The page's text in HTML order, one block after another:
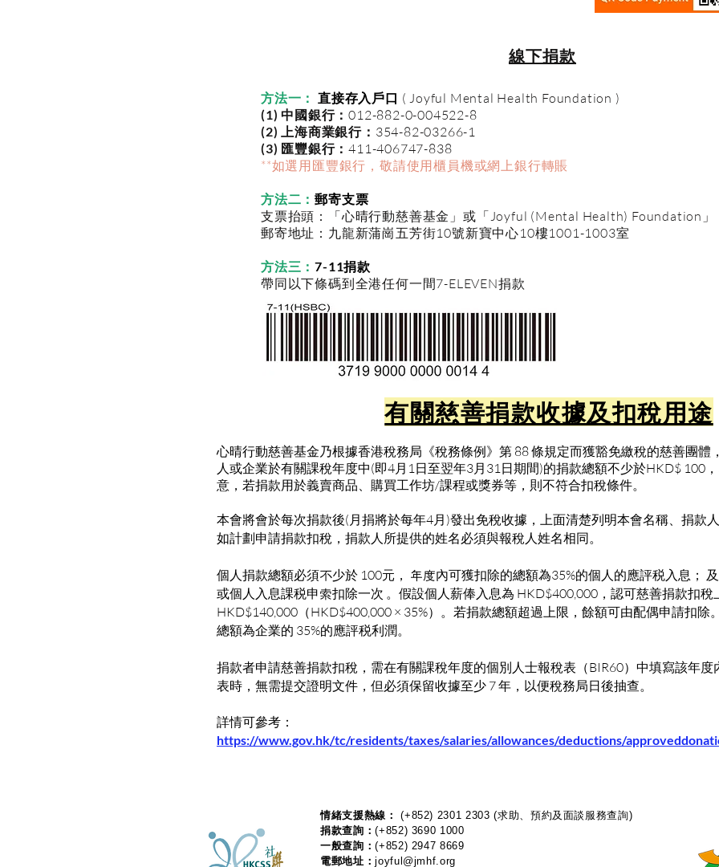
​線下捐款
方法一： 直接存入戶口 ( Joyful Mental Health Foundation )
(1) 中國銀行：012-882-0-004522-8
(2) 上海商業銀行： 354-82-03266-1
(3) 匯豐銀行：411-406747-838
**如選用匯豐銀行，敬請使用櫃員機或網上銀行轉賬
方法二：郵寄支票
支票抬頭：「心晴行動慈善基金」或「Joyful (Mental Health) Foundation」
郵寄地址： 九龍新蒲崗五芳街10號新寶中心10樓1001-1003室
方法三：7-11捐款
帶同以下條碼到全港任何一間7-ELEVEN捐款
有關慈善捐款收據及扣稅用途
心晴行動慈善基金乃根據香港稅務局《稅務條例》第 88 條規定而獲豁免繳稅的慈善團體
人或企業於有關課稅年度中(即4月1日至翌年3月31日期間)的捐款總額不少於HKD$ 100
意，若捐款用於義賣商品、購買工作坊/課程或獎券等，則不符合扣稅條件。
本會將會於每次捐款後(月捐將於每年4月)發出免稅收據，上面清楚列明本會名稱、捐款
如計劃申請捐款扣稅，捐款人所提供的姓名必須與報稅人姓名相同。
個人捐款總額必須不少於 100元， 年度內可獲扣除的總額為35%的個人的應評税入息；
或個人入息課税申索扣除一次 。假設個人薪俸入息為 HKD$400,000，認可慈善捐款扣稅
HKD$140,000（HKD$400,000 × 35%）。若捐款總額超過上限，餘額可由配偶申請扣除
總額為企業的 35%的應評税利潤。
捐款者申請慈善捐款扣稅，需在有關課稅年度的個別人士報稅表（BIR60）中填寫該年
表時，無需提交證明文件，但必須保留收據至少 7 年，以便稅務局日後抽查。
詳情可參考：
https://www.gov.hk/tc/residents/taxes/salaries/allowances/deductions/
情緒支援熱線：​​(+852) 2301 2303(求助、預約及面談服務查詢)
捐款查詢：(+852) 3690 1000
一般查詢：(+852) 2947 8669
電郵地址：joyful@jmhf.org